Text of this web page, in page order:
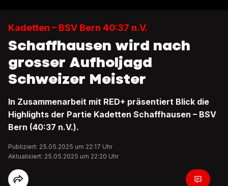
Kadetten – BSV Bern 40:37 n.V.
Schaffhausen wird nach
grosser Aufholjagd
Schweizer Meister
In Zusammenarbeit mit RED+ präsentiert Blick die
Highlights der Partie Kadetten Schaffhausen – BSV
Bern (40:37 n.V.).
Publiziert: 25.05.2025 um 22:17 Uhr
Aktualisiert: 25.05.2025 um 22:20 Uhr